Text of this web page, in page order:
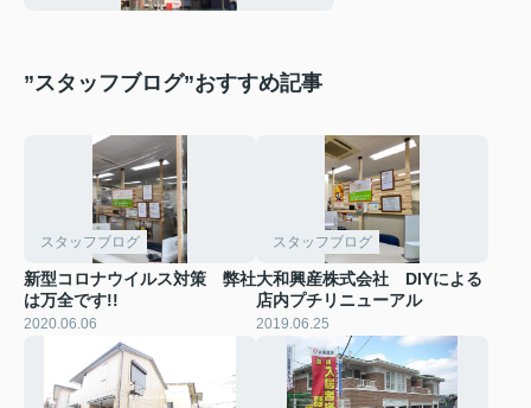
”スタッフブログ”おすすめ記事
スタッフブログ
新型コロナウイルス対策 弊社
は万全です!!
2020.06.06
スタッフブログ
大和興産株式会社 DIYによる
店内プチリニューアル
2019.06.25